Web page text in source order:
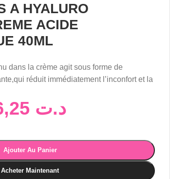
A HYALURO
ACIDE
40ML
dans la crème agit sous forme de
réduit immédiatement l’inconfort et la
د.ت
Ajouter Au Panier
Acheter Maintenant